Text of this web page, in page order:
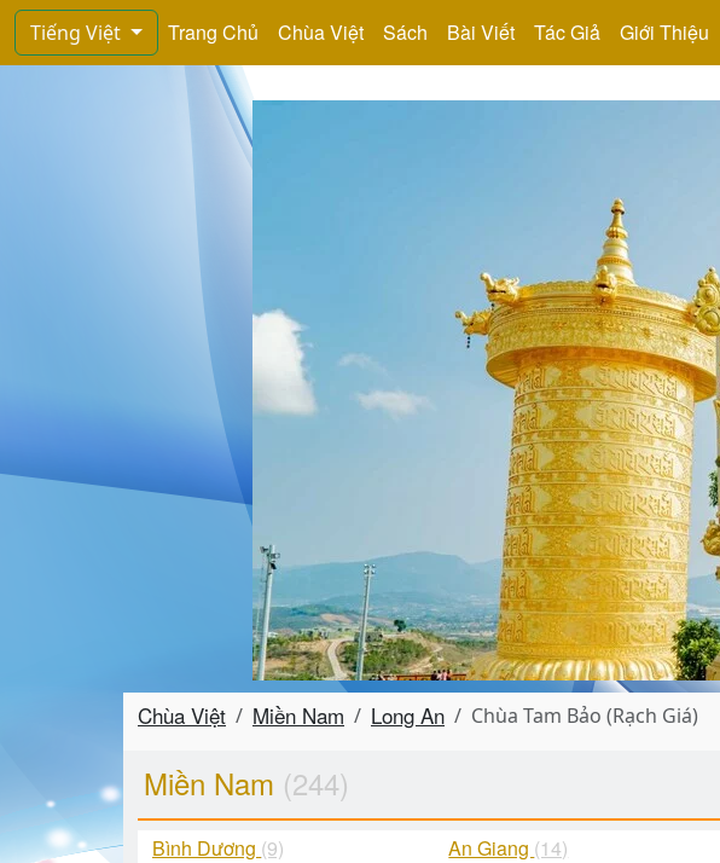
Tiếng Việt Trang Chủ Chùa Việt Sách Bài Viết Tác Giả Giới Thiệu
Chùa Việt Miền Nam Long An Chùa Tam Bảo (Rạch Giá)
Miền Nam (244)
Bình Dương (9) An Giang (14)